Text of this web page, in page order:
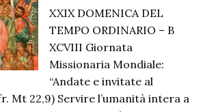
XXIX DOMENICA DEL
TEMPO ORDINARIO – B
XCVIII Giornata
Missionaria Mondiale:
“Andate e invitate al
Mt 22,9) Servire l’umanità intera a